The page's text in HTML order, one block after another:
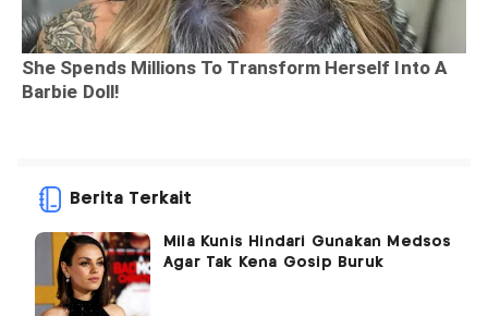
Berita Terkait
Mila Kunis Hindari Gunakan Medsos
Agar Tak Kena Gosip Buruk